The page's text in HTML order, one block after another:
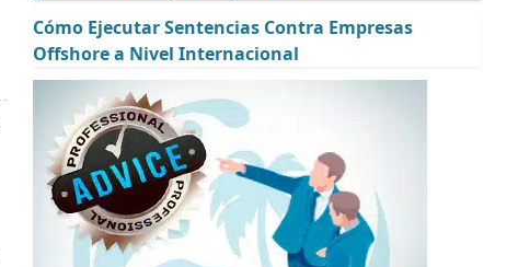
Cómo Ejecutar Sentencias Contra Empresas
Offshore a Nivel Internacional